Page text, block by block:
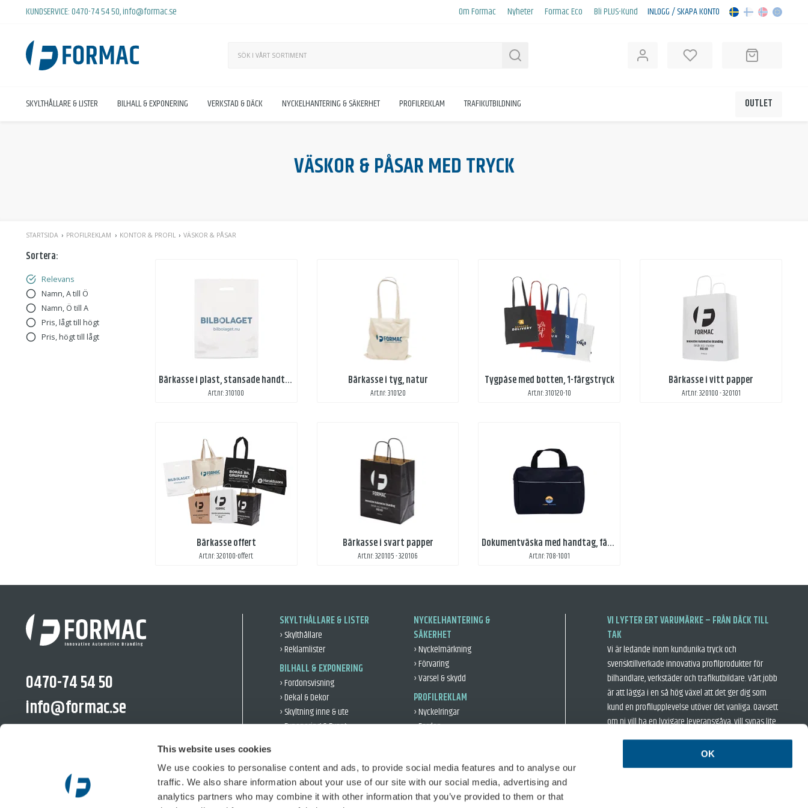
This website uses cookies
We use cookies to personalise content and ads, to provide social media features and to analyse our
traffic. We also share information about your use of our site with our social media, advertising and
analytics partners who may combine it with other information that you’ve provided to them or that
OK
KUNDSERVICE:0470-74 54 50,info@formac.se Om Formac Nyheter Formac Eco Bli PLUS-Kund INLOGG / SKAPA KONTO
SKYLTHÅLLARE & LISTER BILHALL & EXPONERING VERKSTAD & DÄCK NYCKELHANTERING & SÄKERHET PROFILREKLAM TRAFIKUTBILDNING OUTLET
VÄSKOR & PÅSAR MED TRYCK
STARTSIDA PROFILREKLAM KONTOR & PROFIL VÄSKOR & PÅSAR
Sortera:
Relevans
Namn, A till Ö
Namn, Ö till A
Pris, lågt till högt
Pris, högt till lågt
Bärkasse i plast, stansade handtag
Art.nr: 310100
Bärkasse i tyg, natur
Art.nr: 310120
Tygpåse med botten, 1-färgstryck
Art.nr: 310120-10
Bärkasse i vitt papper
Art.nr: 320100 - 320101
Bärkasse offert
Art.nr: 320100-offert
Bärkasse i svart papper
Art.nr: 320105 - 320106
Dokumentväska med handtag, färgtryck
Art.nr: 708-1001
0470-74 54 50
info@formac.se
linkedin.com/company/formac-se/
Moränvägen 10, 352 45 Växjö
SKYLTHÅLLARE & LISTER
› Skylthållare
› Reklamlister
BILHALL & EXPONERING
› Fordonsvisning
› Dekal & Dekor
› Skyltning inne & ute
› Exponering & Event
› Däckhantering
› Fordonsskydd
NYCKELHANTERING &
SÄKERHET
› Nyckelmärkning
› Förvaring
› Varsel & skydd
PROFILREKLAM
› Nyckelringar
› Fordon
› Reflex
TRAFIKUTBILDNING
› Utbildning
VI LYFTER ERT VARUMÄRKE – FRÅN DÄCK TILL
TAK
Vi är ledande inom kundunika tryck och
svensktillverkade innovativa profilprodukter för
bilhandlare, verkstäder och trafikutbildare. Vårt jobb
är att lägga i en så hög växel att det ger dig som
kund en profilupplevelse utöver det vanliga. Oavsett
om ni vill ha en lyxigare leveransgåva, vill synas lite
extra när ni är ute och rastar hästkrafterna eller
inspirera era kunder i bilhallen så har vi något för er.
› Försäljningsvillkor › Integritetspolicy